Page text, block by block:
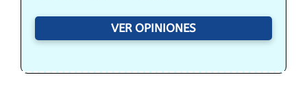
VER OPINIONES